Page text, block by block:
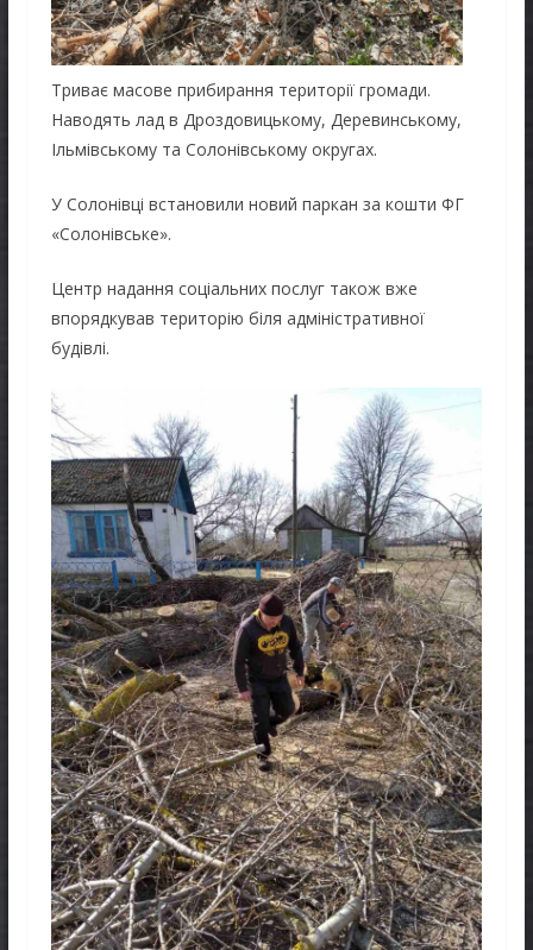
Триває масове прибирання території громади.
Наводять лад в Дроздовицькому, Деревинському,
Ільмівському та Солонівському округах.
У Солонівці встановили новий паркан за кошти ФГ
«Солонівське».
Центр надання соціальних послуг також вже
впорядкував територію біля адміністративної
будівлі.